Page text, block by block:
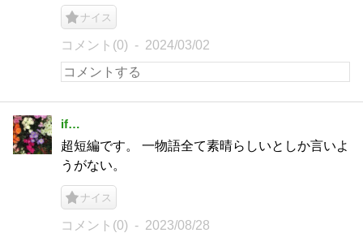
ナイス
コメント(0) 2024/03/02
if…
超短編です。 一物語全て素晴らしいとしか言いよ
うがない。
ナイス
コメント(0) 2023/08/28